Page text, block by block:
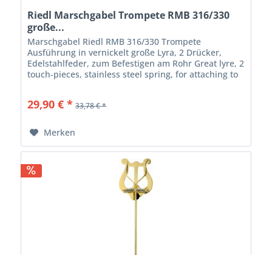
Riedl Marschgabel Trompete RMB 316/330
große...
Marschgabel Riedl RMB 316/330 Trompete
Ausführung in vernickelt große Lyra, 2 Drücker,
Edelstahlfeder, zum Befestigen am Rohr Great lyre, 2
touch-pieces, stainless steel spring, for attaching to
29,90 € * 33,78 € *
Merken